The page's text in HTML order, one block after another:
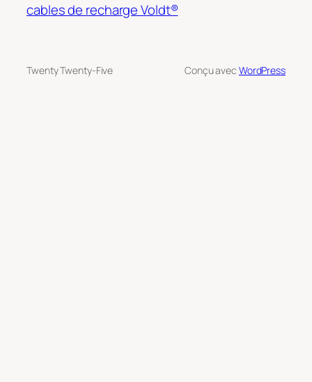
cables de recharge Voldt®
Twenty Twenty-Five Conçu avec WordPress